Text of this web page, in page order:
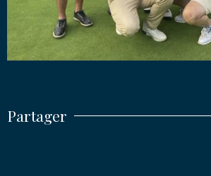
Partager